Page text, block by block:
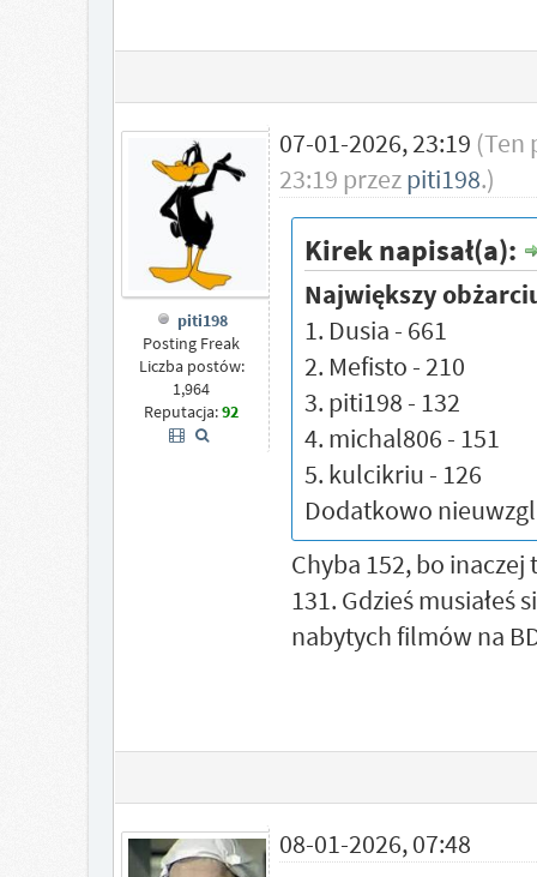
piti198
Posting Freak
Liczba postów:
1,964
Reputacja:92
07-01-2026, 23:19 (Ten
23:19 przezpiti198.)
Kirek napisał(a):
Największy
1. Dusia - 661
2. Mefisto - 210
3. piti198 - 132
4. michal806 - 151
5. kulcikriu - 126
Dodatkowo
Chyba 152, bo
131. Gdzieś
nabytych filmów na
08-01-2026, 07:48